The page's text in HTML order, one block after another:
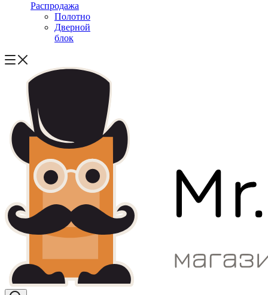
Распродажа
Полотно
Дверной
блок